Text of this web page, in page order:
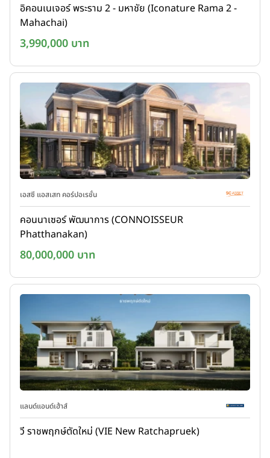
อิคอนเนเจอร์ พระราม 2 - มหาชัย (Iconature Rama 2 -
Mahachai)
3,990,000 บาท
เอสซี แอสเสท คอร์ปอเรชั่น
คอนนาเซอร์ พัฒนาการ (CONNOISSEUR
Phatthanakan)
80,000,000 บาท
แลนด์แอนด์เฮ้าส์
วี ราชพฤกษ์ตัดใหม่ (VIE New Ratchapruek)